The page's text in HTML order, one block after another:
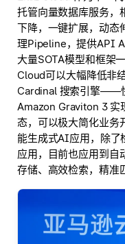
托管向量数据库服务，
下降，一键扩展，动态
理Pipeline，提供API
大量SOTA模型和框架
Cloud可以大幅降低非
Cardinal 搜索引擎——
Amazon Graviton 3 实
态，可以极大简化业务
能生成式AI应用，除了
应用，目前也应用到自
存储、高效检索，精准